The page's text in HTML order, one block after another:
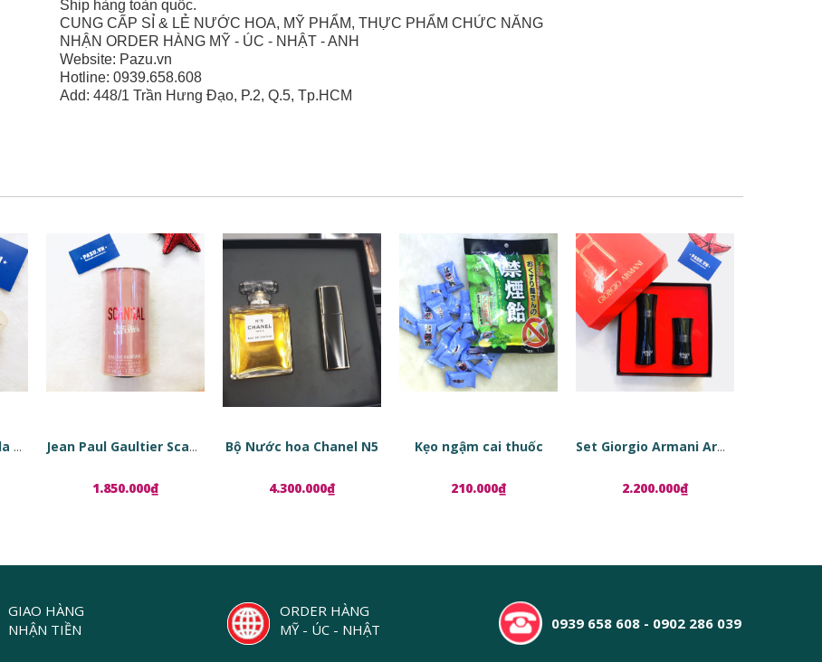
Ship hàng toàn quốc.
CUNG CẤP SỈ & LẺ NƯỚC HOA, MỸ PHẨM, THỰC PHẨM CHỨC NĂNG
NHẬN ORDER HÀNG MỸ - ÚC - NHẬT - ANH
Website: Pazu.vn
Hotline: 0939.658.608
Add: 448/1 Trần Hưng Đạo, P.2, Q.5, Tp.HCM
Tinh chất phục hồi da dạng viên nang Estée Lauder Advanced Night Repair Ampoules Jean Paul Gaultier Scandal EDP
1.850.000₫
Bộ Nước hoa Chanel N5
4.300.000₫
Kẹo ngậm cai thuốc
210.000₫
Set Giorgio Armani Armani Code
2.200.000₫
GIAO HÀNG
NHẬN TIỀN
ORDER HÀNG
MỸ - ÚC - NHẬT
0939 658 608 - 0902 286 039